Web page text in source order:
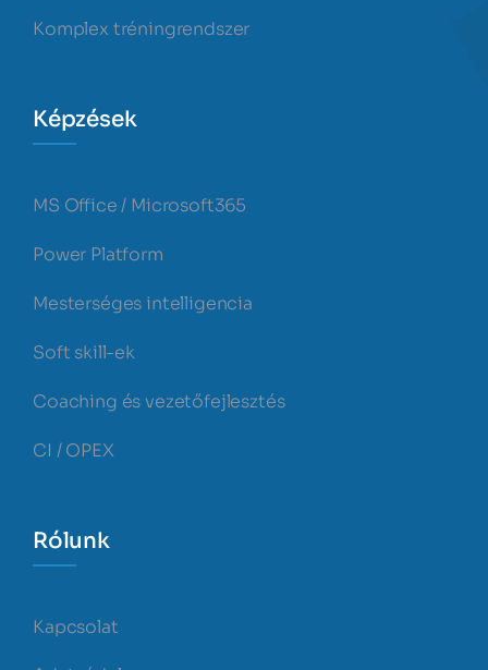
Komplex tréningrendszer
Képzések
MS Office / Microsoft365
Power Platform
Mesterséges intelligencia
Soft skill-ek
Coaching és vezetőfejlesztés
CI / OPEX
Rólunk
Kapcsolat